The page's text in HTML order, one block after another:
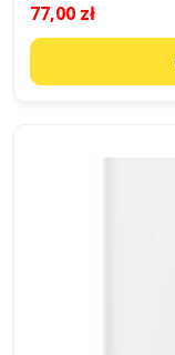
77,00 zł